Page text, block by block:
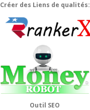
Créer des Liens de qualités:
Outil SEO